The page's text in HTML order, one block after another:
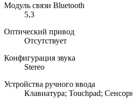
Модуль связи Bluetooth
5,3
Оптический привод
Отсутствует
Конфигурация звука
Stereo
Устройства ручного ввода
Клавиатура; Touchpad;